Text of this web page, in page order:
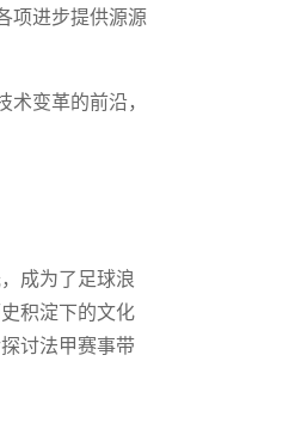
项进步提供源源
变革的前沿，
成为了足球浪
积淀下的文化
讨法甲赛事带